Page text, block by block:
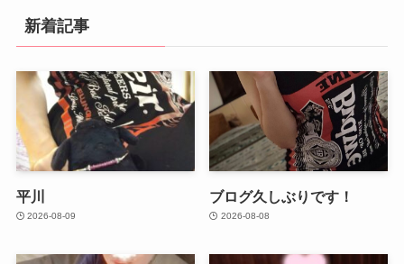
新着記事
平川
2026-08-09
ブログ久しぶりです！
2026-08-08